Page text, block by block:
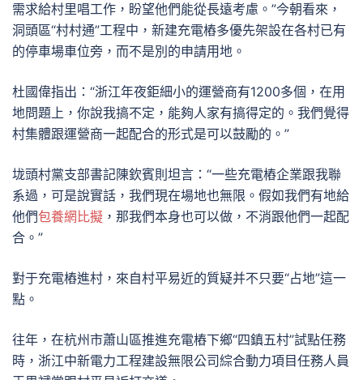
需求給村里唱工作，盼望他們能從長遠考慮。”今朝看來，
洞頭區“村村通”工程中，新建充電樁多優先架設在各村已有
的停車場車位旁，而不是別的申請用地。
杜國偉指出：“浙江年夜鉅細小的運營商有1200多個，在用
地問題上，你說我搞不定，能夠人家有搞得定的。我們覺得
村集體跟運營商一起配合的形式是可以鼓勵的。”
垅頭村黨支部書記陳欽賓則坦言：“一些充電樁企業跟我聯
系過，可是說實話，我們現在場地也無限。假如我們有地給
他們包養網比擬 ，那我們本身也可以做，不消跟他們一起配
合。”
對于充電樁進村，來自村平易近的質疑并不只要“占地”這一
點。
往年，在杭州市蕭山區推進充電樁下鄉“四鎮五村”試點任務
時，浙江中新電力工程建設無限公司綜合動力項目任務人員